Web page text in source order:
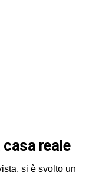
reale
si è svolto un